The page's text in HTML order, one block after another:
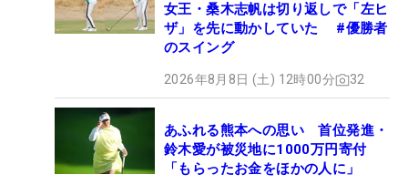
女王・桑木志帆は切り返しで「左ヒ
ザ」を先に動かしていた #優勝者
のスイング
2026年8月8日 (土) 12時00分 32
あふれる熊本への思い 首位発進・
鈴木愛が被災地に1000万円寄付
「もらったお金をほかの人に」